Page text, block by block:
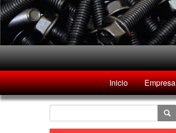
Inicio Empresa